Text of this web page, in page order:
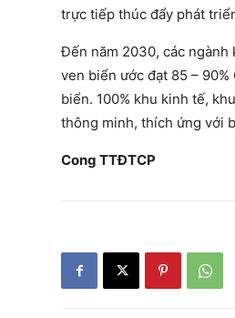
trực tiếp thúc đẩy phát
Đến năm 2030, các ngành
ven biển ước đạt 85 –
biển. 100% khu kinh tế,
thông minh, thích ứng với
Cong TTĐTCP